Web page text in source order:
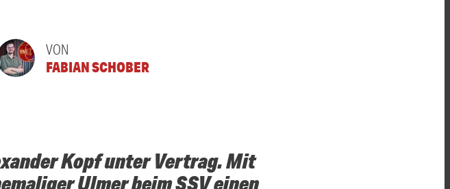
VON
FABIAN SCHOBER
Kopf unter Vertrag. Mit
Ulmer beim SSV einen